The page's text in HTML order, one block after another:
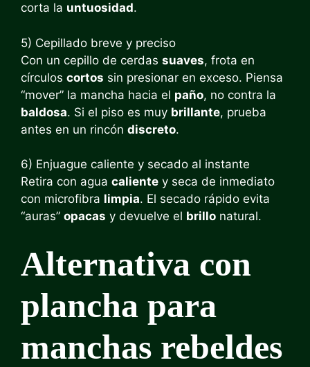
corta la untuosidad.
5) Cepillado breve y preciso
Con un cepillo de cerdas suaves, frota en
círculos cortos sin presionar en exceso. Piensa
“mover” la mancha hacia el paño, no contra la
baldosa. Si el piso es muy brillante, prueba
antes en un rincón discreto.
6) Enjuague caliente y secado al instante
Retira con agua caliente y seca de inmediato
con microfibra limpia. El secado rápido evita
“auras” opacas y devuelve el brillo natural.
Alternativa con
plancha para
manchas rebeldes